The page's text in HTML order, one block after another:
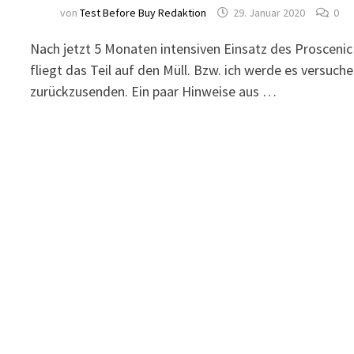
vonTest Before Buy Redaktion 29. Januar 2020 0
Nach jetzt 5 Monaten intensiven Einsatz des
fliegt das Teil auf den Müll. Bzw. ich werde es
zurückzusenden. Ein paar Hinweise aus …